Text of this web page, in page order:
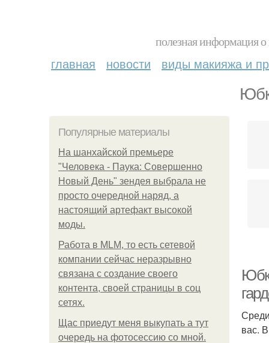
полезная информация
главная новости виды макияжа и
Популярные материалы
На шанхайской премьере
"Человека - Паука: Совершенно
Новый День" зендея выбрала не
просто очередной наряд, а
настоящий артефакт высокой
моды.
Работа в MLM, то есть сетевой
компании сейчас неразрывно
связана с создание своего
контента, своей страницы в соц
сетях.
Щас приедут меня выкупать а тут
очередь на фотосессию со мной.
вас.